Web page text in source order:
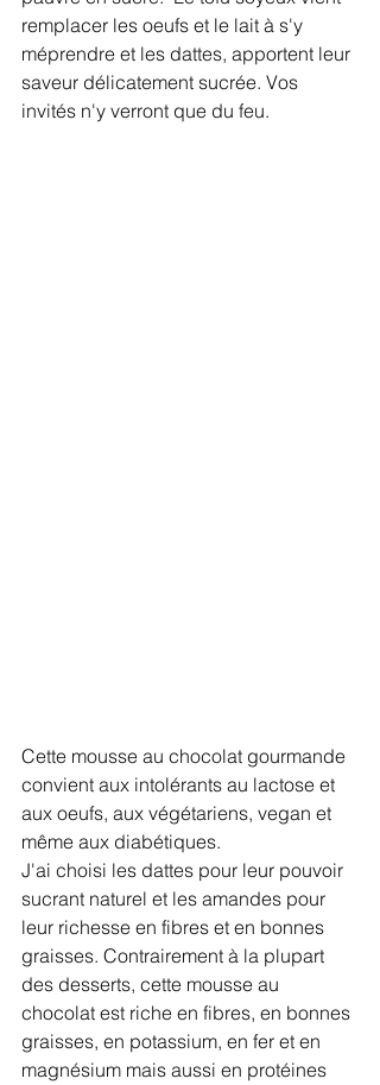
remplacer les oeufs et le lait à s'y
méprendre et les dattes, apportent leur
saveur délicatement sucrée. Vos
invités n'y verront que du feu.
Cette mousse au chocolat gourmande
convient aux intolérants au lactose et
aux oeufs, aux végétariens, vegan et
même aux diabétiques.
J'ai choisi les dattes pour leur pouvoir
sucrant naturel et les amandes pour
leur richesse en fibres et en bonnes
graisses. Contrairement à la plupart
des desserts, cette mousse au
chocolat est riche en fibres, en bonnes
graisses, en potassium, en fer et en
magnésium mais aussi en protéines